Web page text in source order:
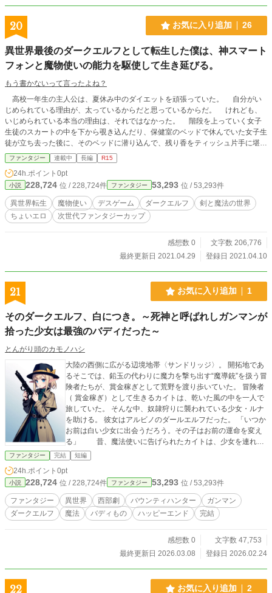
20 お気に入り追加 26
異世界最後のダークエルフとして転生した僕は、神スマート
フォンと魔物使いの能力を駆使して生き延びる。
もう書かないって言ったよね？
高校一年生の主人公は、夏休み中のダイエットを頑張っていた。 自分がい
じめられている理由が、太っているからだと思っているからだ。 けれども、
いじめられている本当の理由は、それではなかった。 階段を上っていく女子
生徒のスカートの中を下から覗き込んだり、保健室のベッドで休んでいた女子生
徒が立ち去った後に、そのベッドに潜り込んで、残り香をティッシュ片手に堪能
して、悦に浸っている姿を度々目撃されていたからだ。 見た目、エロさ、性
格の悪さを兼ね揃えた主人公が、いじめられない理由はどこにもなかった。
けれども、主人公のダイエットは突然、神社の階段を上り下りしている時に終わ
ってしまった。 解けた靴紐を踏んでしまって、盛大に階段から転げ落ちてし
まったのだ。 「ぎゃああぁぁぁ〜〜〜‼︎ おふっ⁉︎」 ドガァ！ドガァ！ドガ
ァ！バギィ‼︎ と激しく全身強打された後に、主人公は首の骨を折って死んでし
まった。 でも、そんな最低主人公にもチャンスが与えられたのだ。 美しい
主人公にはチート能力は与えられない。 それでも、エルフならば、魔法は使
える。しかも、美しすぎる容姿もある。これ以上は何も必要はない。 エロ主
るとも知らずに——
ファンタジー 連載中 長編 R15
24h.ポイント 0pt
小説 228,724 位 / 228,724件 ファンタジー 53,293 位 / 53,293件
異世界転生 魔物使い デスゲーム ダークエルフ
剣と魔法の世界
ちょいエロ
次世代ファンタジーカップ
感想数 0
文字数 206,776
最終更新日 2021.04.29
登録日 2021.04.10
21 お気に入り追加 1
そのダークエルフ、白につき。～死神と呼ばれしガンマンが
拾った少女は最強のバディだった～
とんがり頭のカモノハシ
大陸の西側に広がる辺境地帯〈サンドリッジ〉。 開拓地であ
るそこでは、鉛玉の代わりに魔力を撃ち出す“魔導銃”を扱う冒
険者たちが、賞金稼ぎとして荒野を渡り歩いていた。 冒険者
（ 賞金稼ぎ）として生きるカイトは、乾いた風の中を一人で
旅していた。 そんな中、奴隷狩りに襲われている少女・ルナ
を助ける。 彼女はアルビノのダールエルフだった。 「いつか
お前は白い少女に出会うだろう。その子はお前の運命を変え
る」 昔、魔法使いに告げられたカイトは、少女を連れて
旅をすることにする。 旅の中でルナは様々な経験と出会
いを繰り返し、成長していく。 一方、カイトは少女と
の旅を通して──。 長年のバウンティハンター稼業で、
人を殺めても罪悪感を感じなくなっていた獣のような心から
少しづつ人間らしさを取り戻すと共に、大切なものを見つけ
るのだった。
ファンタジー 完結 短編
24h.ポイント 0pt
小説 228,724 位 / 228,724件 ファンタジー 53,293 位 / 53,293件
ファンタジー 異世界 西部劇 バウンティハンター
ガンマン
ダークエルフ
魔法 バディもの ハッピーエンド 完結
感想数 0
文字数 47,753
最終更新日 2026.03.08
登録日 2026.02.24
22 お気に入り追加 2